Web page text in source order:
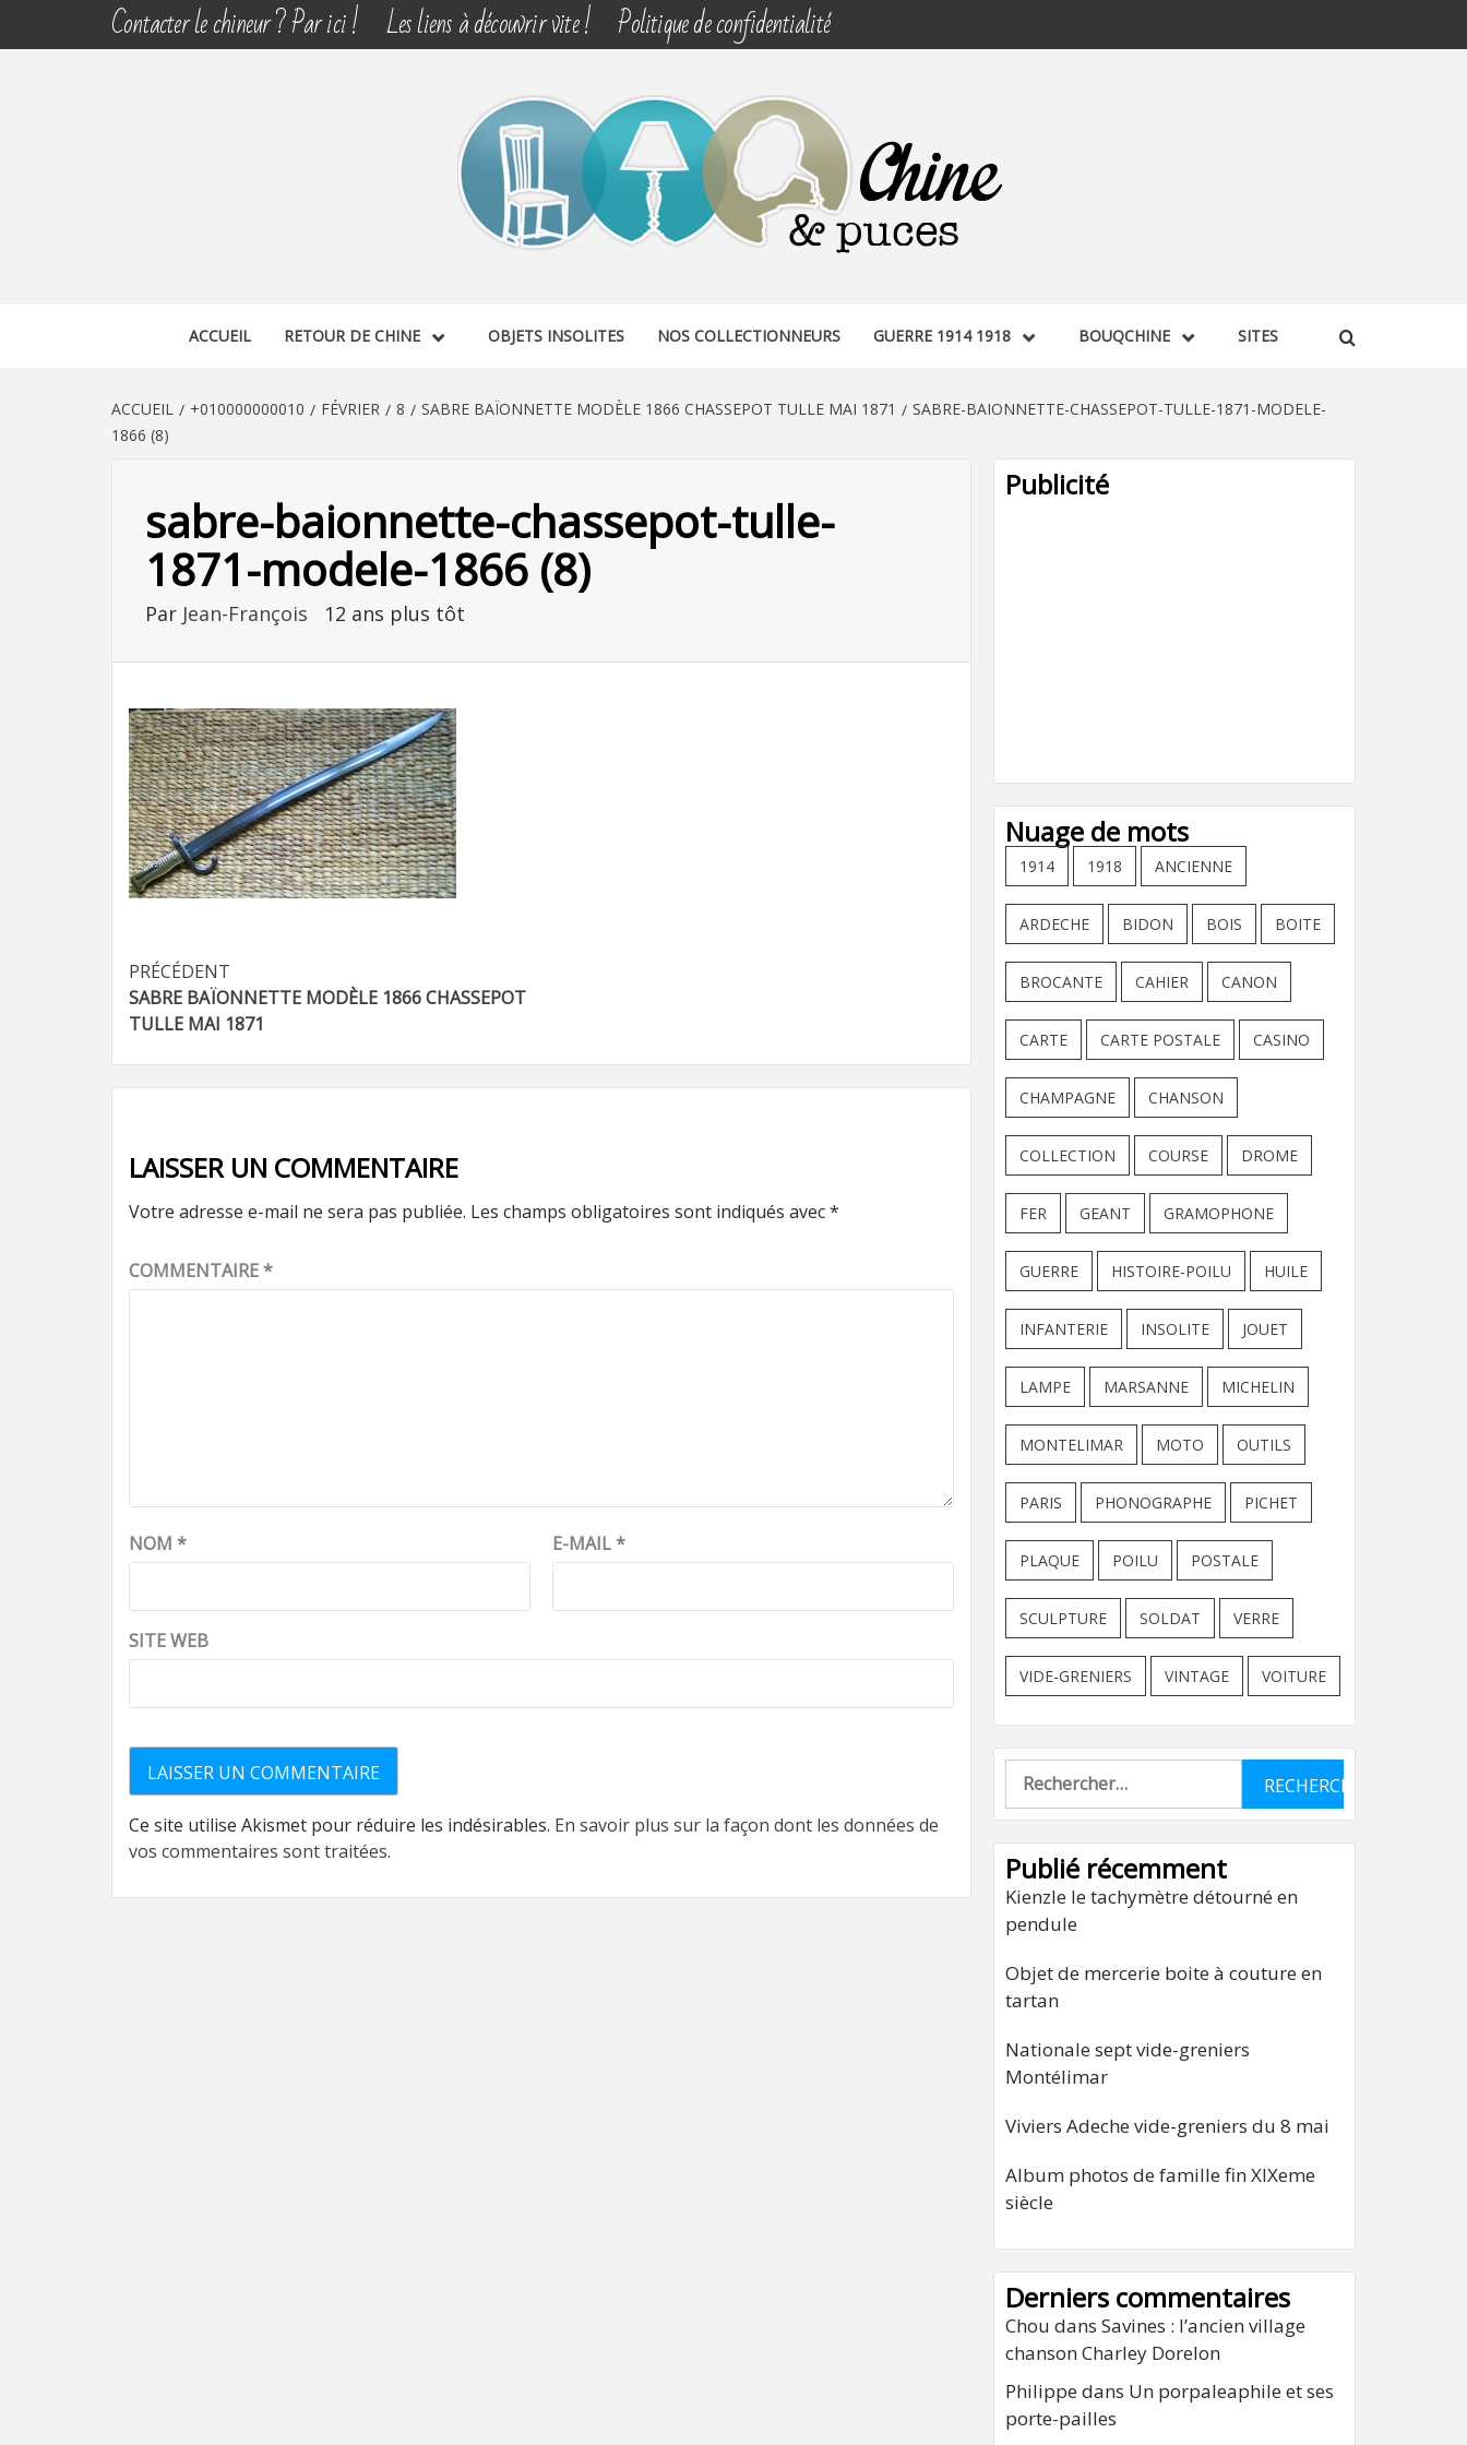
Contacter le chineur ? Par ici ! Les liens à découvrir vite ! Politique de confidentialité
CHINE & PUCES
ACCUEIL RETOUR DE CHINE OBJETS INSOLITES NOS COLLECTIONNEURS GUERRE 1914 1918 BOUQCHINE SITES
ACCUEIL +010000000010 FÉVRIER 8 SABRE BAÏONNETTE MODÈLE 1866 CHASSEPOT TULLE MAI 1871
SABRE-BAIONNETTE-CHASSEPOT-TULLE-1871-MODELE-
1866 (8)
sabre-baionnette-chassepot-tulle-
1871-modele-1866 (8)
Par Jean-François 12 ans plus tôt
Navigation
d’article
PRÉCÉDENT
SABRE BAÏONNETTE MODÈLE 1866 CHASSEPOT
TULLE MAI 1871
LAISSER UN COMMENTAIRE
Votre adresse e-mail ne sera pas publiée. Les champs obligatoires sont indiqués avec*
COMMENTAIRE*
NOM * E-MAIL*
SITE WEB
Ce site utilise Akismet pour réduire les indésirables. En savoir plus sur la façon dont les données de
vos commentaires sont traitées.
Publicité
Nuage de mots
1914 1918 ANCIENNE
ARDECHE BIDON BOIS BOITE
BROCANTE CAHIER CANON
CARTE CARTE POSTALE CASINO
CHAMPAGNE CHANSON
COLLECTION COURSE DROME
FER GEANT GRAMOPHONE
GUERRE HISTOIRE-POILU HUILE
INFANTERIE INSOLITE JOUET
LAMPE MARSANNE MICHELIN
MONTELIMAR MOTO OUTILS
PARIS PHONOGRAPHE PICHET
PLAQUE POILU POSTALE
SCULPTURE SOLDAT VERRE
VIDE-GRENIERS VINTAGE VOITURE
Rechercher :
Publié récemment
Kienzle le tachymètre détourné en
pendule
Objet de mercerie boite à couture en
tartan
Nationale sept vide-greniers
Montélimar
Viviers Adeche vide-greniers du 8 mai
Album photos de famille fin XIXeme
siècle
Derniers commentaires
Chou dans Savines : l’ancien village
chanson Charley Dorelon
Philippe dans Un porpaleaphile et ses
porte-pailles